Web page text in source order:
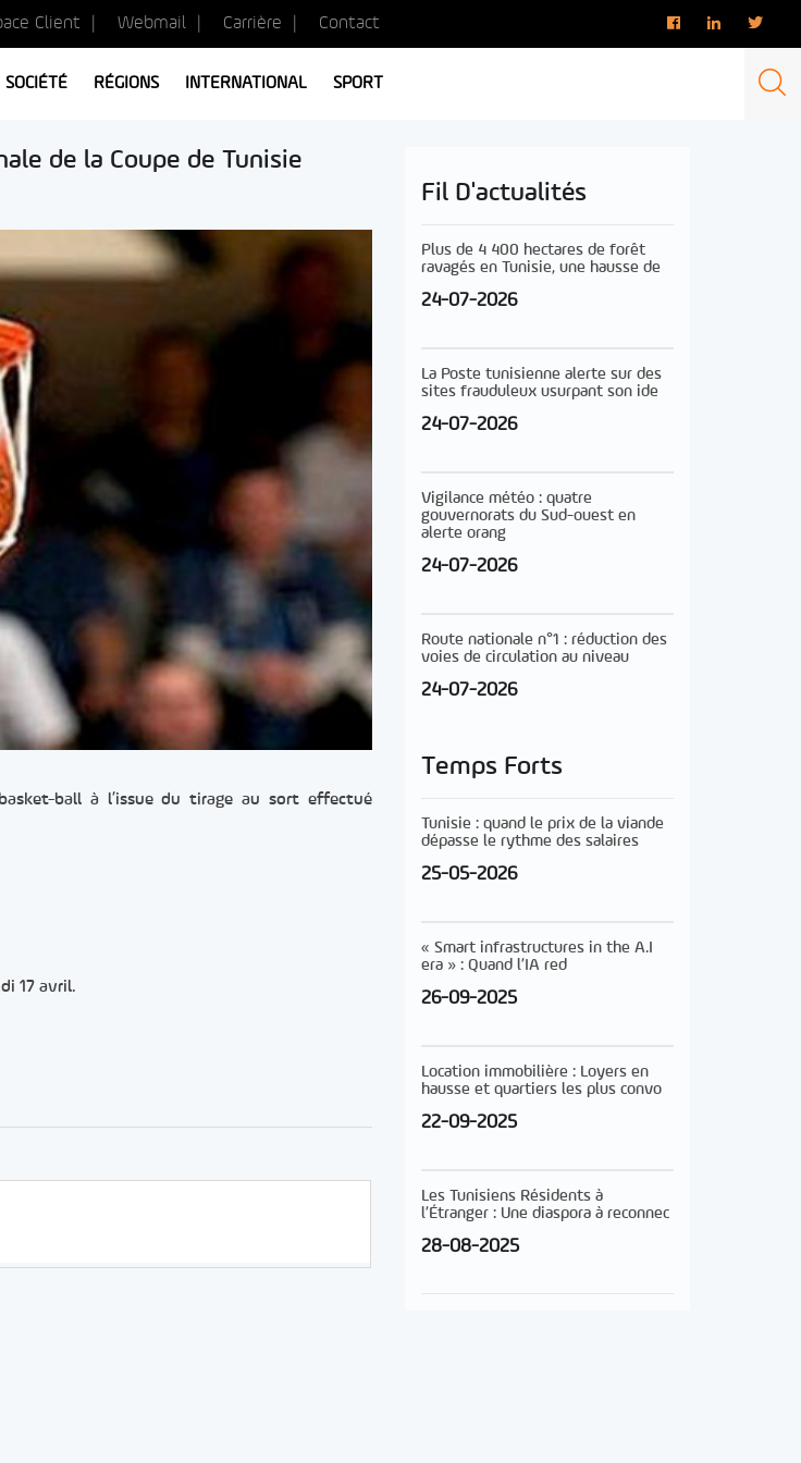
Client Webmail Carrière Contact
SOCIÉTÉ RÉGIONS INTERNATIONAL SPORT
de la Coupe de Tunisie
ball à l’issue du tirage au sort effectué
17 avril.
Fil D'actualités
Plus de 4 400 hectares de forêt
ravagés en Tunisie, une hausse de
24-07-2026
La Poste tunisienne alerte sur des
sites frauduleux usurpant son ide
24-07-2026
Vigilance météo : quatre
gouvernorats du Sud-ouest en
alerte orang
24-07-2026
Route nationale n°1 : réduction des
voies de circulation au niveau
24-07-2026
Temps Forts
Tunisie : quand le prix de la viande
dépasse le rythme des salaires
25-05-2026
« Smart infrastructures in the A.I
era » : Quand l’IA red
26-09-2025
Location immobilière : Loyers en
hausse et quartiers les plus convo
22-09-2025
Les Tunisiens Résidents à
l’Étranger : Une diaspora à reconnec
28-08-2025